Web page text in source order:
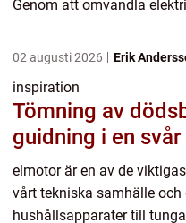
Genom att omvandla
tyst...
02 augusti 2026 Erik
inspiration
Tömning av
guidning i en
elmotor är en av de
vårt tekniska samhälle
hushållsapparater till